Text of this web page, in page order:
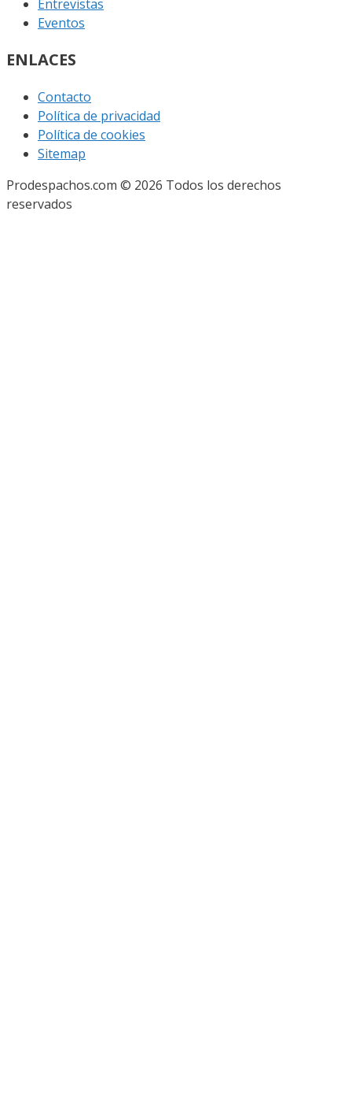
Entrevistas
Eventos
ENLACES
Contacto
Política de privacidad
Política de cookies
Sitemap
Prodespachos.com © 2026 Todos los derechos
reservados